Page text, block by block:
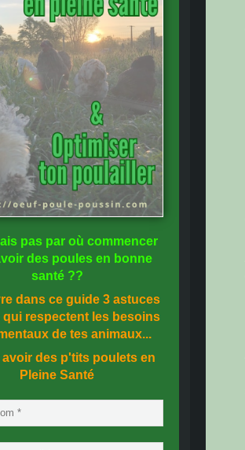
pas par où commencer
des poules en bonne
santé??
dans ce guide 3 astuces
qui respectent les besoins
de tes animaux...
avoir des p'tits poulets en
Pleine Santé